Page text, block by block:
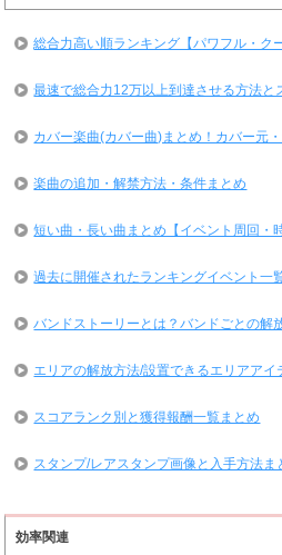
総合力高い順ランキング【パワフル・ク
最速で総合力12万以上到達させる方法と
カバー楽曲(カバー曲)まとめ！カバー元
楽曲の追加・解禁方法・条件まとめ
短い曲・長い曲まとめ【イベント周回・
過去に開催されたランキングイベント一
バンドストーリーとは？バンドごとの解
エリアの解放方法/設置できるエリアアイ
スコアランク別と獲得報酬一覧まとめ
スタンプ/レアスタンプ画像と入手方法ま
効率関連